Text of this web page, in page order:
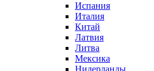
Испания
Италия
Китай
Латвия
Литва
Мексика
Нидерланды